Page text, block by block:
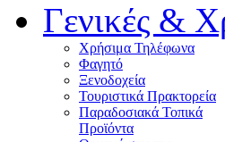
Γενικές &
Χρήσιμα Τηλέφωνα
Φαγητό
Ξενοδοχεία
Τουριστικά Πρακτορεία
Παραδοσιακά Τοπικά
Προϊόντα